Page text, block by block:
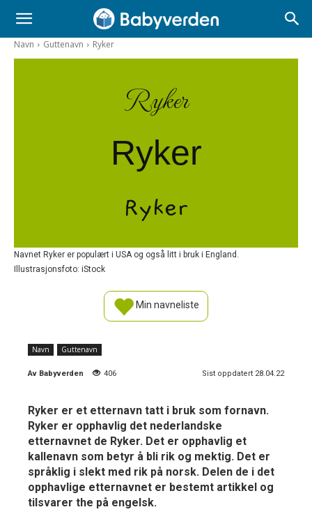
Navn Guttenavn Ryker
Ryker
Ryker
Ryker
Navnet Ryker er populært i USA og også litt i bruk i England.
Illustrasjonsfoto: iStock
Min navneliste
Navn Guttenavn
Av Babyverden 406 Sist oppdatert 28.04.22
Ryker er et etternavn tatt i bruk som fornavn.
Ryker er opphavlig det nederlandske
etternavnet de Ryker. Det er opphavlig et
kallenavn som betyr å bli rik og mektig. Det er
språklig i slekt med rik på norsk. Delen de i det
opphavlige etternavnet er bestemt artikkel og
tilsvarer the på engelsk.